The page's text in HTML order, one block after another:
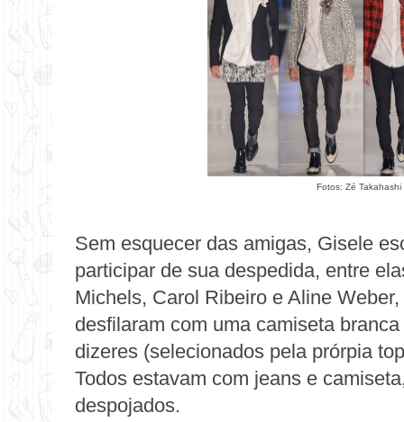
Fotos: Zé
Sem esquecer das amigas, Gisele
participar de sua despedida, entre
Michels, Carol Ribeiro e Aline
desfilaram com uma camiseta
dizeres (selecionados pela prórpia
Todos estavam com jeans e
despojados.